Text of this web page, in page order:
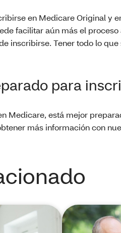
en Medicare Original y
facilitar aún más el
inscribirse. Tener todo lo
para
Medicare, está mejor
más información con